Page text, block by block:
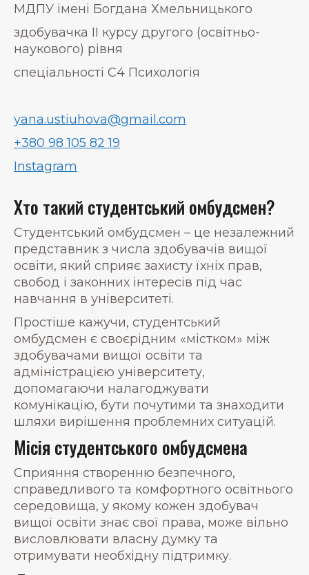
МДПУ імені Богдана Хмельницького
здобувачка II курсу другого (освітньо-
наукового) рівня
спеціальності С4 Психологія
yana.ustiuhova@gmail.com
+380 98 105 82 19
Instagram
Хто такий студентський омбудсмен?
Студентський омбудсмен – це незалежний
представник з числа здобувачів вищої
освіти, який сприяє захисту їхніх прав,
свобод і законних інтересів під час
навчання в університеті.
Простіше кажучи, студентський
омбудсмен є своєрідним «містком» між
здобувачами вищої освіти та
адміністрацією університету,
допомагаючи налагоджувати
комунікацію, бути почутими та знаходити
шляхи вирішення проблемних ситуацій.
Місія студентського омбудсмена
Сприяння створенню безпечного,
справедливого та комфортного освітнього
середовища, у якому кожен здобувач
вищої освіти знає свої права, може вільно
висловлювати власну думку та
отримувати необхідну підтримку.